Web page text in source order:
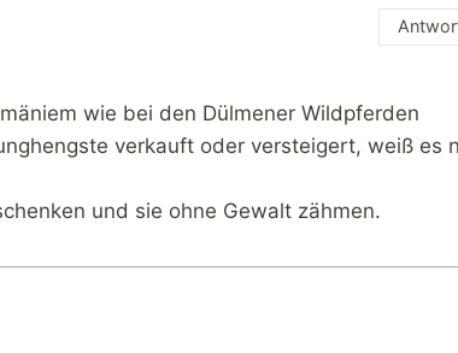
wie bei den Dülmener Wildpferden
verkauft oder versteigert, weiß es
und sie ohne Gewalt zähmen.